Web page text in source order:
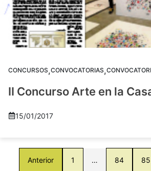
CONCURSOS,CONVOCATORIAS,
II Concurso Arte en la
15/01/2017
Anterior 1 … 84 85